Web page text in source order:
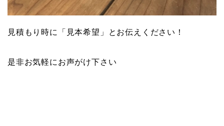
見積もり時に「見本希望」とお伝えください！
是非お気軽にお声がけ下さい